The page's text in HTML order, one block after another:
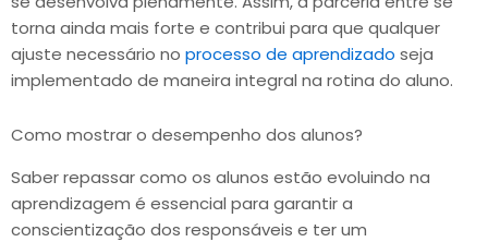
torna ainda mais forte e contribui para que qualquer
ajuste necessário no processo de aprendizado seja
implementado de maneira integral na rotina do aluno.
Como mostrar o desempenho dos alunos?
Saber repassar como os alunos estão evoluindo na
aprendizagem é essencial para garantir a
conscientização dos responsáveis e ter um